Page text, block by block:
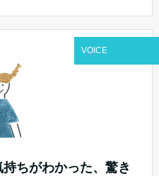
ちがわかった、驚き
VOICE